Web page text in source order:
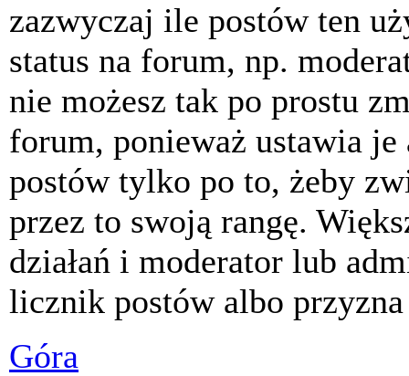
zazwyczaj ile postów ten
status na forum, np.
nie możesz tak po prostu
forum, ponieważ ustawia
postów tylko po to, żeby
przez to swoją rangę.
działań i moderator lub
licznik postów albo
Góra